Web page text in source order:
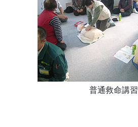
普通救命講習